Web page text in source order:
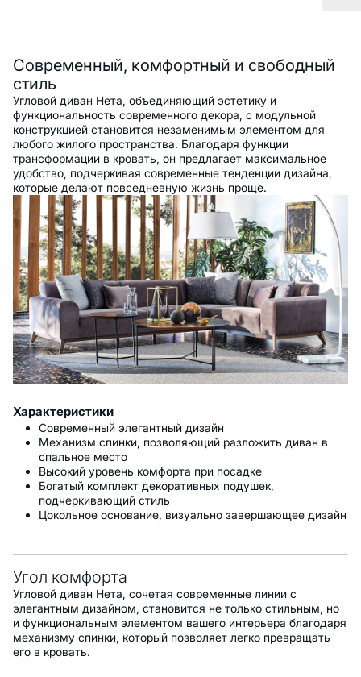
Современный, комфортный и свободный
стиль
Угловой диван Нета, объединяющий эстетику и
функциональность современного декора, с модульной
конструкцией становится незаменимым элементом для
любого жилого пространства. Благодаря функции
трансформации в кровать, он предлагает максимальное
удобство, подчеркивая современные тенденции дизайна,
которые делают повседневную жизнь проще.
Характеристики
Современный элегантный дизайн
Механизм спинки, позволяющий разложить диван в
спальное место
Высокий уровень комфорта при посадке
Богатый комплект декоративных подушек,
подчеркивающий стиль
Цокольное основание, визуально завершающее дизайн
Угол комфорта
Угловой диван Нета, сочетая современные линии с
элегантным дизайном, становится не только стильным, но
и функциональным элементом вашего интерьера благодаря
механизму спинки, который позволяет легко превращать
его в кровать.